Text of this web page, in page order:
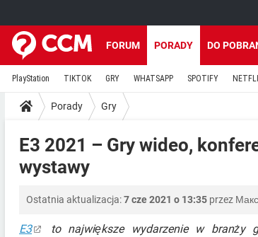
FORUM PORADY DO
PlayStation TIKTOK GRY WHATSAPP SPOTIFY
Porady Gry
E3 2021 – Gry wideo,
wystawy
Ostatnia aktualizacja:7 cze 2021 o 13:35 przez
E3 to największe wydarzenie w branży